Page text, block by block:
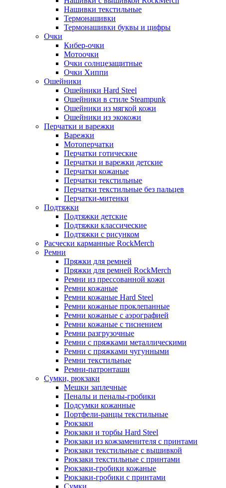
Нашивки текстильные
Термонашивки
Термонашивки буквы и цифры
Очки
Кибер-очки
Мотоочки
Очки солнцезащитные
Очки Хиппи
Ошейники
Ошейники Hard Steel
Ошейники в стиле Steampunk
Ошейники из мягкой кожи
Ошейники из экокожи
Перчатки и варежки
Варежки
Мотоперчатки
Перчатки готические
Перчатки и варежки детские
Перчатки кожаные
Перчатки текстильные
Перчатки текстильные без пальцев
Перчатки-митенки
Подтяжки
Подтяжки детские
Подтяжки классические
Подтяжки с рисунком
Расчески карманные RockMerch
Ремни
Пряжки для ремней
Пряжки для ремней RockMerch
Ремни из прессованной кожи
Ремни кожаные
Ремни кожаные Hard Steel
Ремни кожаные проклепанные
Ремни кожаные с аэрографией
Ремни кожаные с тиснением
Ремни разгрузочные
Ремни с пряжками металлическими
Ремни с пряжками чугунными
Ремни текстильные
Ремни-патронташи
Сумки, рюкзаки
Мешки заплечные
Пеналы и пеналы-гробики
Подсумки кожанные
Портфели-ранцы текстильные
Рюкзаки
Рюкзаки и торбы Hard Steel
Рюкзаки из кожзаменителя с принтами
Рюкзаки текстильные с вышивкой
Рюкзаки текстильные с принтами
Рюкзаки-гробики кожаные
Рюкзаки-гробики с принтами
Сумки